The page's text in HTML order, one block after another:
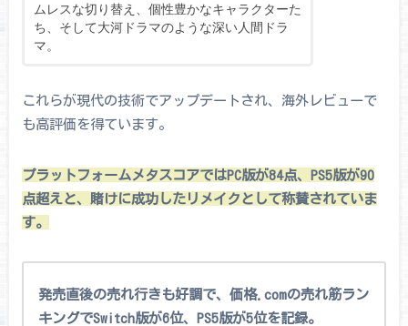
ムレスな切り替え、個性豊かなキャラクターた
ち、そして大河ドラマのような深い人間ドラ
マ。
これらが現代の技術でアップデートされ、海外レビューで
も高評価を得ています。
プラットフォームメタスコアではPC版が84点、PS5版が90
点超えと、賭けに成功したリメイクとして称賛されていま
す。
発売直後の売れ行きも好調で、価格.comの売れ筋ラン
キングでSwitch版が6位、PS5版が5位を記録。